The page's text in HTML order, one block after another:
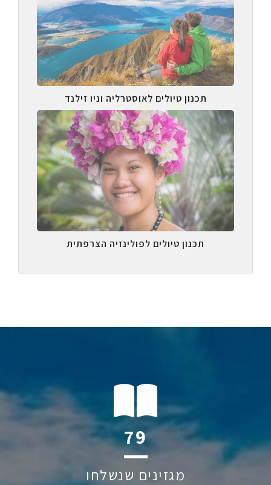
תכנון טיולים לאוסטרליה וניו זילנד
תכנון טיולים לפולינזיה הצרפתית
120
מגזינים שנשלחו